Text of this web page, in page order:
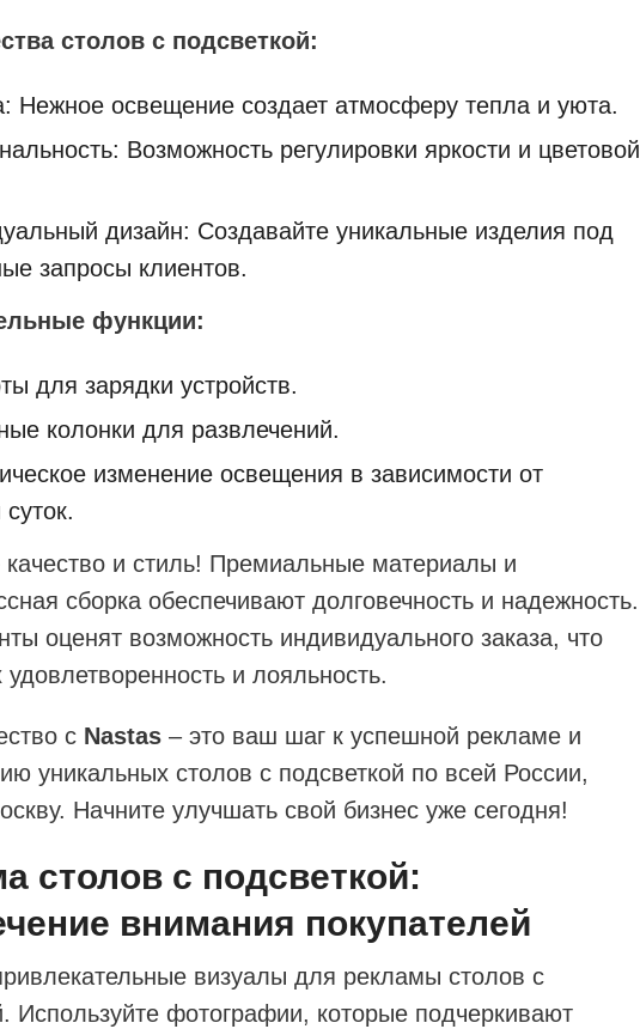
столов с подсветкой:
Нежное освещение создает атмосферу тепла и уюта.
Возможность регулировки яркости и цветовой
дизайн: Создавайте уникальные изделия под
запросы клиентов.
функции:
для зарядки устройств.
колонки для развлечений.
изменение освещения в зависимости от
и стиль! Премиальные материалы и
сборка обеспечивают долговечность и надежность.
оценят возможность индивидуального заказа, что
удовлетворенность и лояльность.
с Nastas – это ваш шаг к успешной рекламе и
уникальных столов с подсветкой по всей России,
Начните улучшать свой бизнес уже сегодня!
столов с подсветкой:
внимания покупателей
визуалы для рекламы столов с
Используйте фотографии, которые подчеркивают